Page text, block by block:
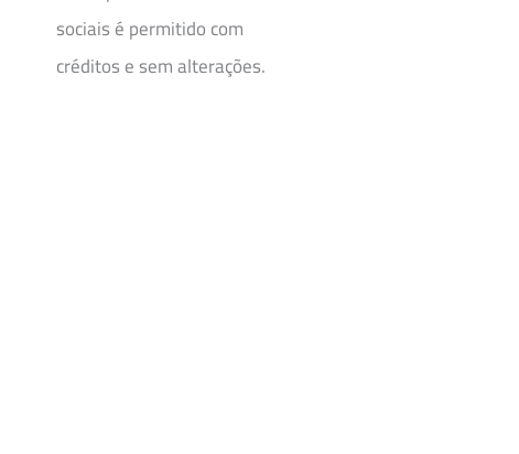
sociais é permitido com
créditos e sem alterações.